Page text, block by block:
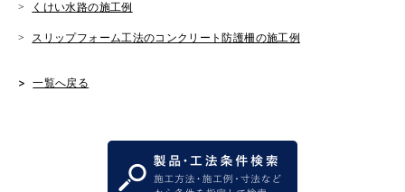
くけい水路の施工例
スリップフォーム工法のコンクリート防護柵の施工例
一覧へ戻る